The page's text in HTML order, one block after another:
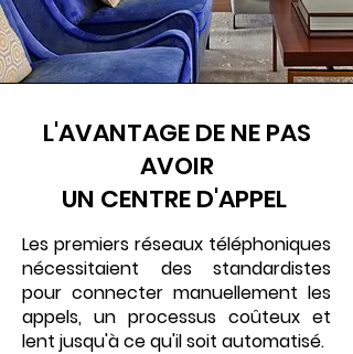
L'AVANTAGE DE NE PAS
AVOIR
UN CENTRE D'APPEL
Les premiers réseaux téléphoniques
nécessitaient des standardistes
pour connecter manuellement les
appels, un processus coûteux et
lent jusqu'à ce qu'il soit automatisé.